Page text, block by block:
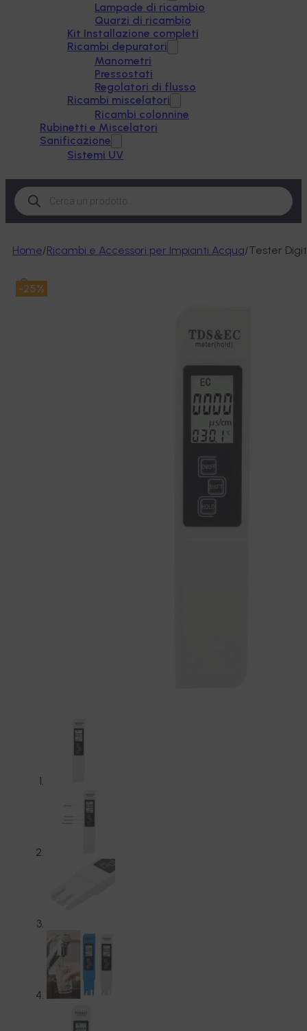
Lampade di ricambio
Quarzi di ricambio
Kit Installazione completi
Ricambi depuratori
Manometri
Pressostati
Regolatori di flusso
Ricambi miscelatori
Ricambi colonnine
Rubinetti e Miscelatori
Sanificazione
Sistemi UV
Products
search
Home/Ricambi e Accessori per Impianti Acqua/Tester
-25%